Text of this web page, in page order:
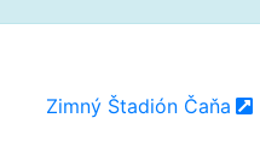
Zimný Štadión Čaňa